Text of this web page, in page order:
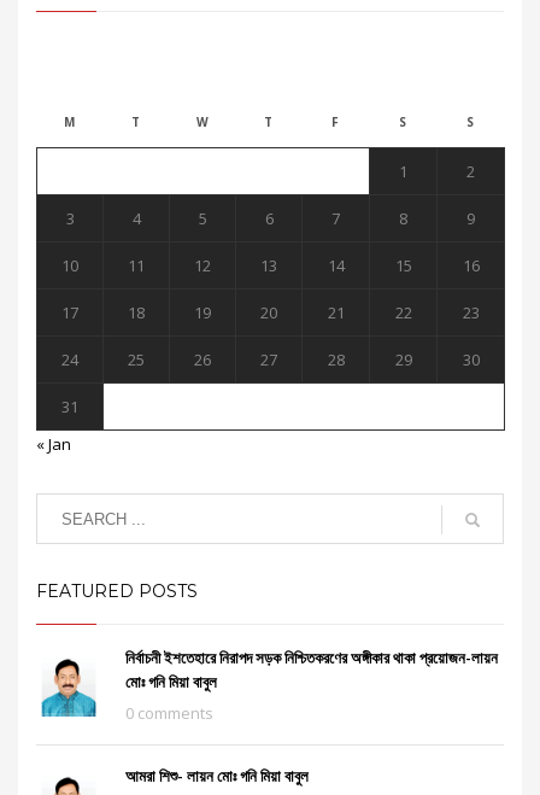
M T W T F S S
1 2
3 4 5 6 7 8 9
10 11 12 13 14 15 16
17 18 19 20 21 22 23
24 25 26 27 28 29 30
31
« Jan
FEATURED POSTS
নির্বাচনী ইশতেহারে নিরাপদ সড়ক নিশ্চিতকরণের অঙ্গীকার থাকা প্রয়োজন-লায়ন
মোঃ গনি মিয়া বাবুল
0 comments
আমরা শিশু- লায়ন মোঃ গনি মিয়া বাবুল